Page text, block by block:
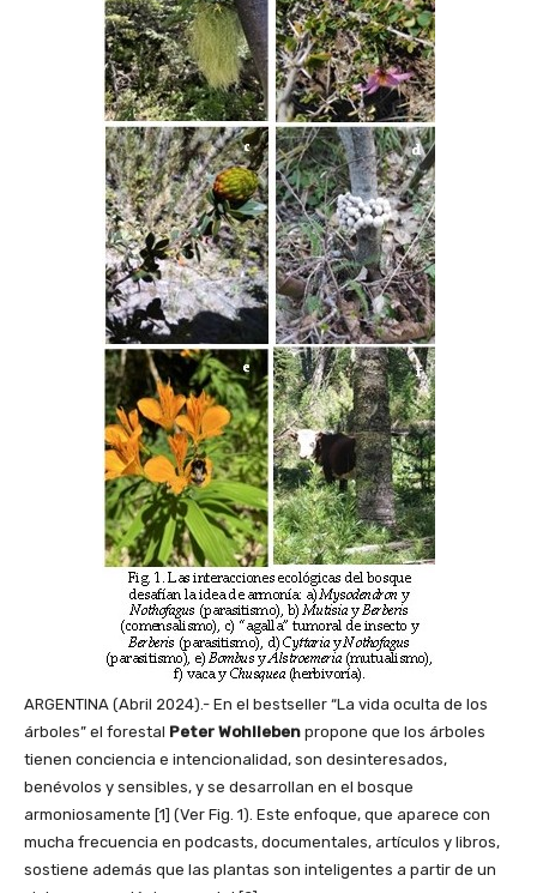
ARGENTINA (Abril 2024).- En el bestseller “La vida oculta de los
árboles” el forestal Peter Wohlleben propone que los árboles
tienen conciencia e intencionalidad, son desinteresados,
benévolos y sensibles, y se desarrollan en el bosque
armoniosamente [1] (Ver Fig. 1). Este enfoque, que aparece con
mucha frecuencia en podcasts, documentales, artículos y libros,
sostiene además que las plantas son inteligentes a partir de un